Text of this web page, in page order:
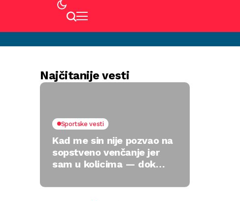
Najčitanije vesti
Sportske vesti
Kad me sin nije pozvao na
sopstveno venčanje jer
sam u kolicima — dok
preokrenuo